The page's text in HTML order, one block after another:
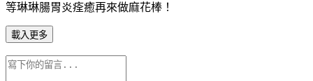
等琳琳腸胃炎痊癒再來做麻花棒！
載入更多